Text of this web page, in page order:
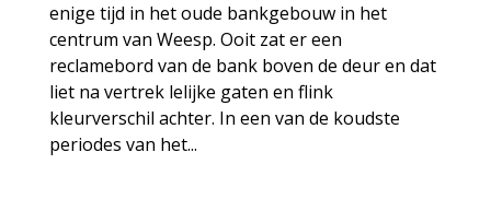
enige tijd in het oude bankgebouw in het
centrum van Weesp. Ooit zat er een
reclamebord van de bank boven de deur en dat
liet na vertrek lelijke gaten en flink
kleurverschil achter. In een van de koudste
periodes van het...